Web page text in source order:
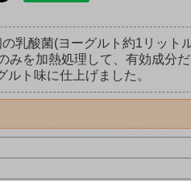
乳酸菌(ヨーグルト約1リット
みを加熱処理して、有効成分
ト味に仕上げました。